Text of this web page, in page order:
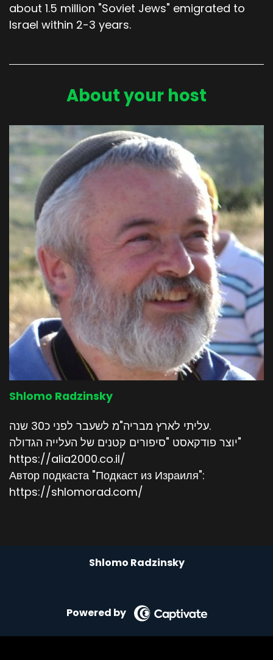
about 1.5 million "Soviet Jews" emigrated to
Israel within 2-3 years.
About your host
Shlomo Radzinsky
עליתי לארץ מבריה"מ לשעבר לפני כ30 שנה.
יוצר פודקאסט "סיפורים קטנים של העלייה הגדולה"
https://alia2000.co.il/
Автор подкаста "Подкаст из Израиля":
https://shlomorad.com/
Shlomo Radzinsky
Powered by